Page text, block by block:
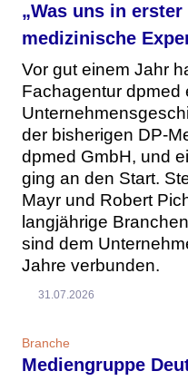
„Was uns in
medizinische
Vor gut einem Jahr
Fachagentur dpmed
der bisherigen DP-
dpmed GmbH, und
ging an den Start.
Mayr und Robert
langjährige
sind dem
Jahre verbunden.
31.07.2026
Branche
Mediengruppe